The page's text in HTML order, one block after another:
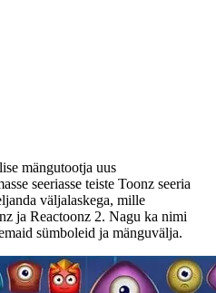
mängutootja uus
seeriasse teiste Toonz seeria
väljalaskega, mille
ja Reactoonz 2. Nagu ka nimi
sümboleid ja mänguvälja.